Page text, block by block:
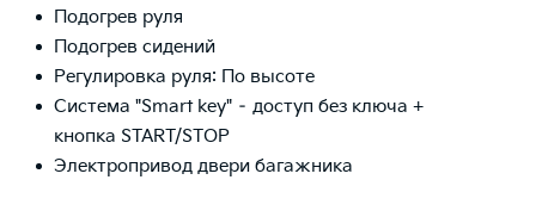
Подогрев руля
Подогрев сидений
Регулировка руля: По высоте
Система "Smart key" – доступ без ключа +
кнопка START/STOP
Электропривод двери багажника